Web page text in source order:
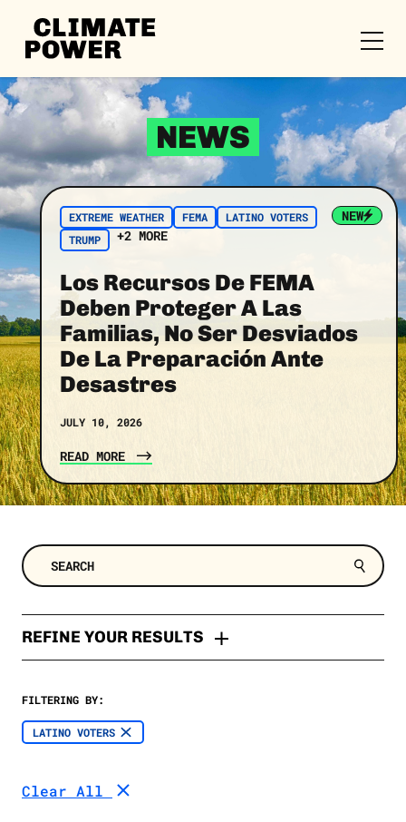
Skip to content
Skip to content
CLIMATE
POWER
NEWS
EXTREME WEATHER FEMA
LATINO VOTERS
TRUMP
+2 MORE
NEW
Los Recursos De FEMA
Deben Proteger A Las
Familias, No Ser Desviados
De La Preparación Ante
Desastres
JULY 10, 2026
READ MORE
REFINE YOUR RESULTS
Opinion
TOPIC
Trump
LATINO VOTERS
FILTERING BY:
Clear All